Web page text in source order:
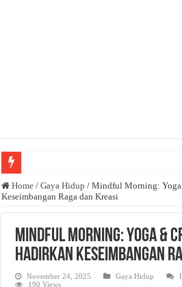
Anda butuh promosi usaha? Kontak ke Email
Dibutuhkan Marketing. Lamaran di-email ke
Home / Gaya Hidup / Mindful Morning:
Keseimbangan Raga dan Kreasi
Mindful Morning: Yoga &
Hadirkan Keseimbangan
November 24, 2025 Gaya Hidup
190 Views